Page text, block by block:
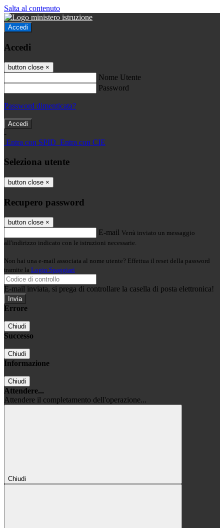
Salta al contenuto
Accedi
Accedi
button close ×
Nome Utente
Password
Password dimenticata?
-
Entra con SPID Entra con CIE
Seleziona utente
button close ×
Recupero password
button close ×
E-mail Verrà inviato un messaggio
all'indirizzo indicato con le istruzioni necessarie.
Non hai una e-mail associata al nome utente? Effettua il reset della password
tramite la Login Spaggiari
E-mail inviata, si prega di controllare la casella di posta elettronica!
Errore
Chiudi
Successo
Chiudi
Informazione
Chiudi
Attendere...
Attendere il completamento dell'operazione...
Chiudi